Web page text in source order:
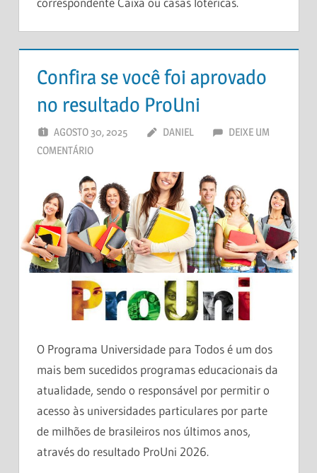
Confira se você foi aprovado
no resultado ProUni
AGOSTO 30, 2025 DANIEL
DEIXE UM
COMENTÁRIO
O Programa Universidade para Todos é um dos
mais bem sucedidos programas educacionais da
atualidade, sendo o responsável por permitir o
acesso às universidades particulares por parte
de milhões de brasileiros nos últimos anos,
através do resultado ProUni 2026.